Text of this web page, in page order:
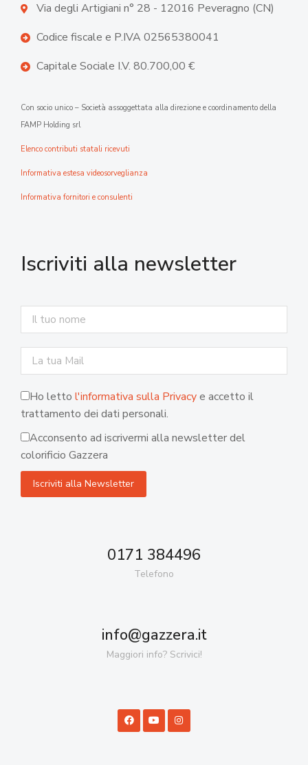
Via degli Artigiani n° 28 - 12016 Peveragno (CN)
Codice fiscale e P.IVA 02565380041
Capitale Sociale I.V. 80.700,00 €
Con socio unico – Società assoggettata alla direzione e coordinamento della
FAMP Holding srl
Elenco contributi statali ricevuti
Informativa estesa videosorveglianza
Informativa fornitori e consulenti
Iscriviti alla newsletter
Ho letto l'informativa sulla Privacye accetto il
trattamento dei dati personali.
Acconsento ad iscrivermi alla newsletter del
colorificio Gazzera
0171 384496
Telefono
info@gazzera.it
Maggiori info? Scrivici!